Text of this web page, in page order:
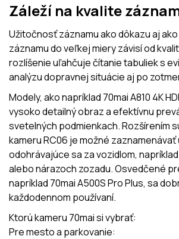
Záleží na kvalite
Užitočnosť záznamu ako dôkazu aj
záznamu do veľkej miery závisí od
rozlíšenie uľahčuje čítanie tabuliek s
analýzu dopravnej situácie aj po
Modely, ako napríklad 70mai A810 4K
vysoko detailný obraz a efektívnu
svetelných podmienkach. Rozšírením
kameru RC06 je možné zaznamenávať
odohrávajúce sa za vozidlom,
alebo nárazoch zozadu. Osvedčené
napríklad 70mai A500S Pro Plus, sa
každodennom používaní.
Ktorú kameru 70mai si vybrať:
Pre mesto a parkovanie: